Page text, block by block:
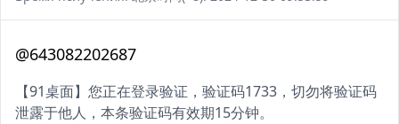
@643082202687
【91桌面】您正在登录验证，验证码1733，切勿将验证码
泄露于他人，本条验证码有效期15分钟。